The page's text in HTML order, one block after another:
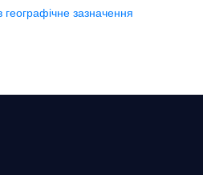
зазначення